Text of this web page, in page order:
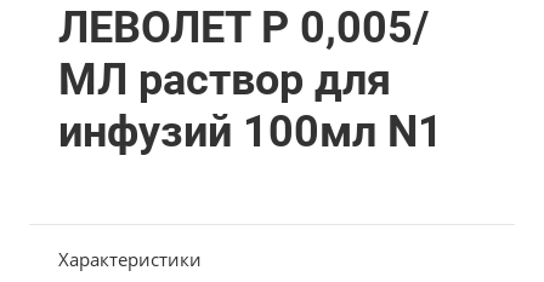
ЛЕВОЛЕТ Р 0,005/
МЛ раствор для
инфузий 100мл N1
Характеристики